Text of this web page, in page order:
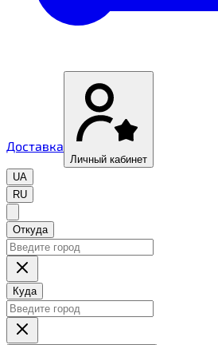
Доставка
Личный кабинет
UA
RU
Откуда
Куда